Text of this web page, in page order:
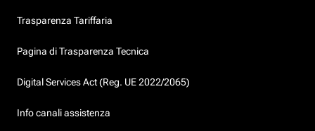
Trasparenza Tariffaria
Pagina di Trasparenza Tecnica
Digital Services Act (Reg. UE 2022/2065)
Info canali assistenza